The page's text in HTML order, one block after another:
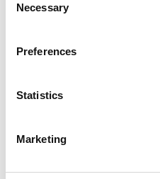
Selection
Necessary
Preferences
Statistics
Marketing